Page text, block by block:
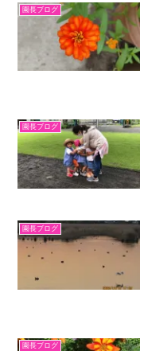
園長ブログ
園長ブログ
園長ブログ
園長ブログ